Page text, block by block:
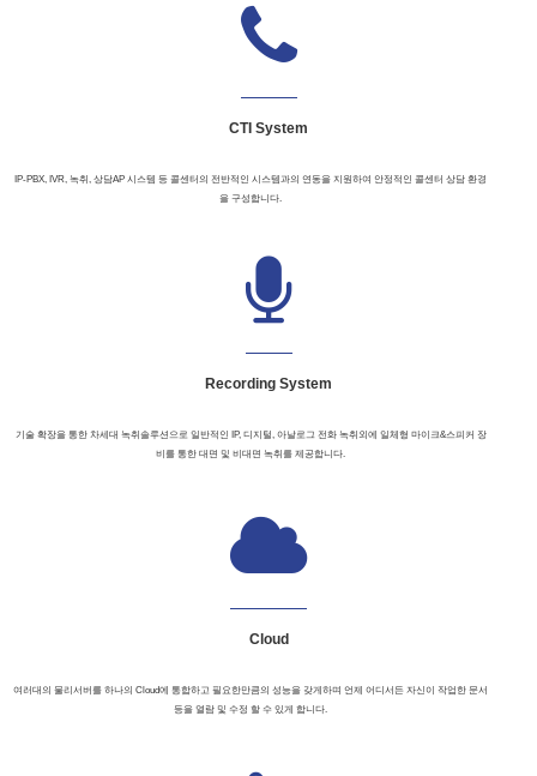
CTI System
IP-PBX, IVR, 녹취, 상담AP 시스템 등 콜센터의 전반적인 시스템과의 연동을 지원하여 안정적인 콜센터 상담 환경
을 구성합니다.
Recording System
기술 확장을 통한 차세대 녹취솔루션으로 일반적인 IP, 디지털, 아날로그 전화 녹취외에 일체형 마이크&스피커 장
비를 통한 대면 및 비대면 녹취를 제공합니다.
Cloud
여러대의 물리서버를 하나의 Cloud에 통합하고 필요한만큼의 성능을 갖게하며 언제 어디서든 자신이 작업한 문서
등을 열람 및 수정 할 수 있게 합니다.